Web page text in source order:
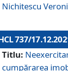
Nichitescu
737/
Titlu:
cumpărarea